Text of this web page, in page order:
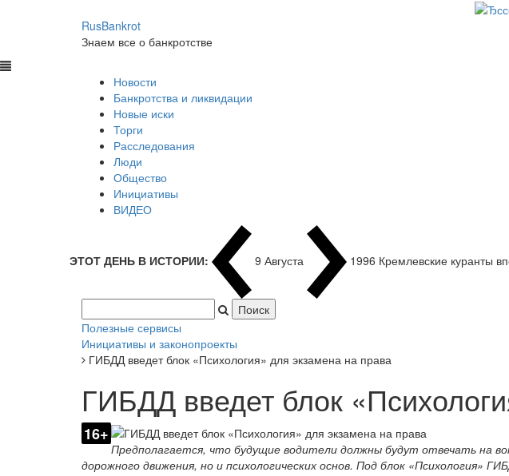
RusBankrot
Знаем все о банкротстве
Новости
Банкротства и ликвидации
Новые иски
Торги
Расследования
Люди
Общество
Инициативы
ВИДЕО
ЭТОТ ДЕНЬ В ИСТОРИИ: 9 Августа 1996 Кремлевские куранты
Полезные сервисы
Инициативы и законопроекты
ГИБДД введет блок «Психология» для экзамена на права
ГИБДД введет блок
16+
Предполагается, что будущие водители должны будут отвечать на
дорожного движения, но и психологических основ. Под блок «Психология»